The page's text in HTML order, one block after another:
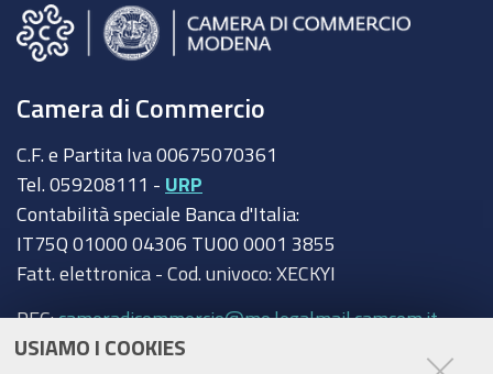
USIAMO I COOKIES
Camera di Commercio
C.F. e Partita Iva 00675070361
Tel. 059208111 - URP
Contabilità speciale Banca d'Italia:
IT75Q 01000 04306 TU00 0001 3855
Fatt. elettronica - Cod. univoco: XECKYI
PEC:cameradicommercio@mo.legalmail.camcom.it